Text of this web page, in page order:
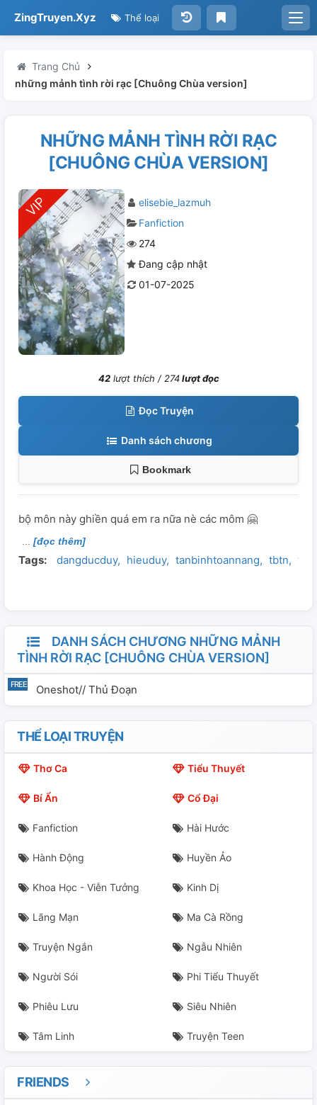
ZingTruyen.Xyz Thể loại
Trang Chủ
những mảnh tình rời rạc [Chuông Chùa version]
NHỮNG MẢNH TÌNH RỜI RẠC
[CHUÔNG CHÙA VERSION]
elisebie_lazmuh
Fanfiction
274
Đang cập nhật
01-07-2025
42lượt thích /274lượt đọc
Đọc Truyện
Danh sách chương
Bookmark
bộ môn này ghiền quá em ra nữa nè các môm 🤗
[đọc thêm]
Tags: dangducduy hieuduy tanbinhtoannang tbtn
DANH SÁCH CHƯƠNG NHỮNG MẢNH
TÌNH RỜI RẠC [CHUÔNG CHÙA VERSION]
Oneshot// Thủ Đoạn
THỂ LOẠI TRUYỆN
Thơ Ca Tiểu Thuyết
Bí Ẩn Cổ Đại
Fanfiction Hài Hước
Hành Động Huyền Ảo
Khoa Học - Viễn Tưởng Kinh Dị
Lãng Mạn Ma Cà Rồng
Truyện Ngắn Ngẫu Nhiên
Người Sói Phi Tiểu Thuyết
Phiêu Lưu Siêu Nhiên
Tâm Linh Truyện Teen
FRIENDS